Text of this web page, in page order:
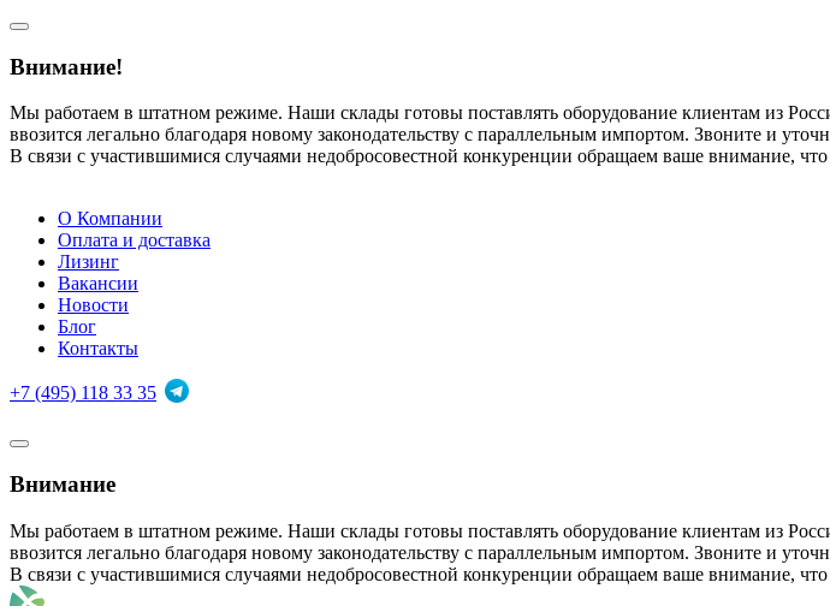
Внимание!
Мы работаем в штатном режиме. Наши склады готовы поставлять оборудование клиентам из
ввозится легально благодаря новому законодательству с параллельным импортом. Звоните и
В связи с участившимися случаями недобросовестной конкуренции обращаем ваше внимание,
О Компании
Оплата и доставка
Лизинг
Вакансии
Новости
Блог
Контакты
+7 (495) 118 33 35
Внимание
Мы работаем в штатном режиме. Наши склады готовы поставлять оборудование клиентам из
ввозится легально благодаря новому законодательству с параллельным импортом. Звоните и
В связи с участившимися случаями недобросовестной конкуренции обращаем ваше внимание,